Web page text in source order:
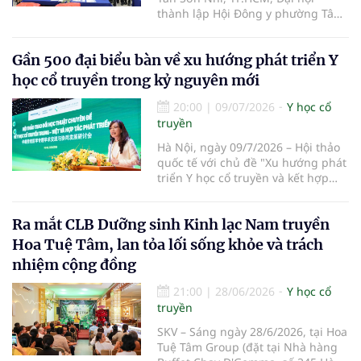
thành lập Hội Đông y phường Tân
kiện toàn tổ chức Hội Đông y tại cơ
sở, góp phần phát huy vai trò y học
cổ truyền trong chăm sóc sức khỏe
nhân dân.
Gần 500 đại biểu bàn về xu hướng phát triển Y
học cổ truyền trong kỷ nguyên mới
20:00 | 09/07/2026
Y học cổ
truyền
Hà Nội, ngày 09/7/2026 – Hội thảo
quốc tế với chủ đề "Xu hướng phát
triển Y học cổ truyền và kết hợp
– Dược Phenikaa. Sự kiện do Đại
học Phenikaa tổ chức, quy tụ gần
500 đại biểu là đại diện các cơ
viện cùng đông đảo chuyên gia,
nhà khoa học, bác sĩ và giảng viên
hàng đầu trong nước và quốc tế.
Ra mắt CLB Dưỡng sinh Kinh lạc Nam truyền
Hoa Tuệ Tâm, lan tỏa lối sống khỏe và trách
nhiệm cộng đồng
21:00 | 28/06/2026
Y học cổ
truyền
SKV – Sáng ngày 28/6/2026, tại Hoa
Tuệ Tâm Group (đặt tại Nhà hàng